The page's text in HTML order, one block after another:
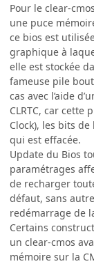
Pour le clear-
une puce
ce bios est
graphique à
elle est stockée
fameuse pile
cas avec l’aide
CLRTC, car cette
Clock), les bits
qui est effacée.
Update du Bios
paramétrages
de recharger
défaut, sans
redémarrage de
Certains
un clear-cmos
mémoire sur la